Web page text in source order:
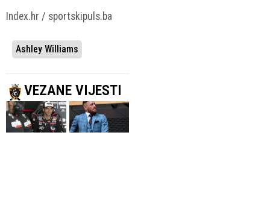
Index.hr / sportskipuls.ba
Ashley Williams
VEZANE VIJESTI